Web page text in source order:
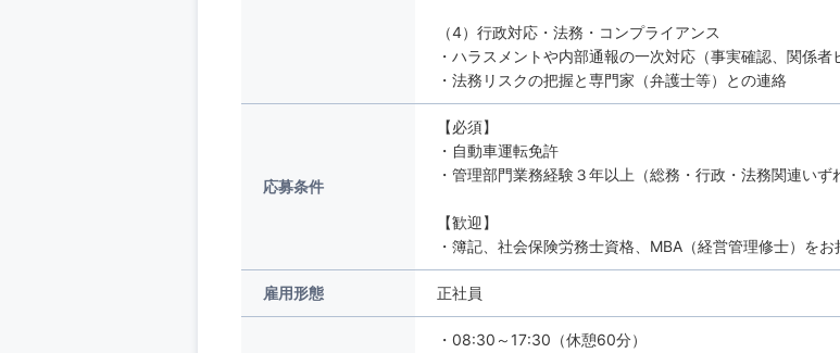
（4）行政対応・法務・コンプライアンス
・ハラスメントや内部通報の一次対応（事実確認、関係者
・法務リスクの把握と専門家（弁護士等）との連絡
応募条件
【必須】
・自動車運転免許
・管理部門業務経験３年以上（総務・行政・法務関連いず
【歓迎】
・簿記、社会保険労務士資格、MBA（経営管理修士）をお
雇用形態 正社員
・08:30～17:30（休憩60分）